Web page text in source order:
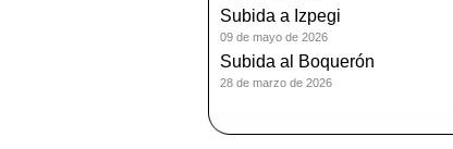
Subida a Izpegi
09 de mayo de 2026
Subida al Boquerón
28 de marzo de 2026